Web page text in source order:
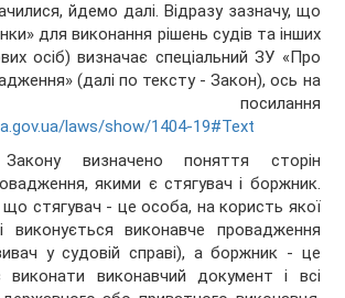
йдемо далі. Відразу зазначу, що
для виконання рішень судів та інших
осіб) визначає спеціальний ЗУ «Про
(далі по тексту - Закон), ось на
посилання
laws/show/1404-19#Text
визначено поняття сторін
якими є стягувач і боржник.
що стягувач - це особа, на користь якої
виконується виконавче провадження
у судовій справі), а боржник - це
виконавчий документ і всі